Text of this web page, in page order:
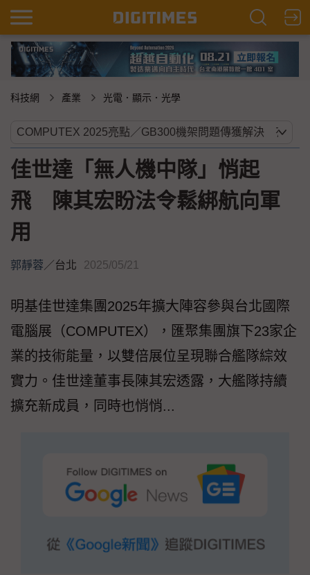
科技網 產業 光電．顯示．光學
佳世達「無人機中隊」悄起
飛 陳其宏盼法令鬆綁航向軍
用
郭靜蓉／台北 2025/05/21
明基佳世達集團2025年擴大陣容參與台北國際
電腦展（COMPUTEX），匯聚集團旗下23家企
業的技術能量，以雙倍展位呈現聯合艦隊綜效
實力。佳世達董事長陳其宏透露，大艦隊持續
擴充新成員，同時也悄悄...